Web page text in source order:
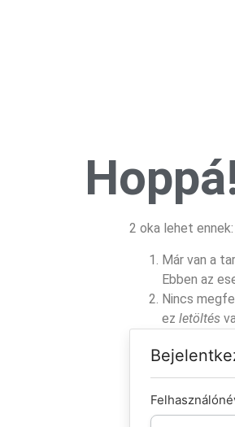
2 oka lehet ennek:
Már van a
Ebben az
Nincs
ez letöltés